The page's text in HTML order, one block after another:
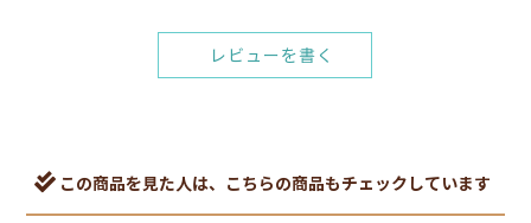
レビューを書く
この商品を見た人は、こちらの商品もチェックしています